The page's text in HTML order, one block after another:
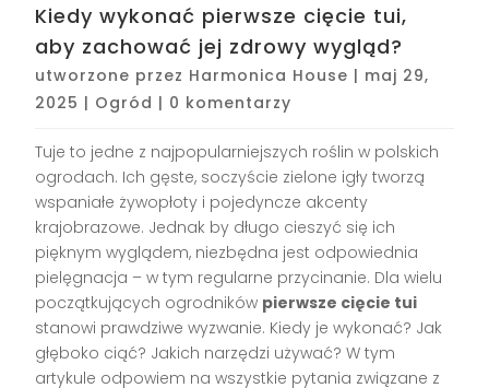
Kiedy wykonać pierwsze cięcie tui,
aby zachować jej zdrowy wygląd?
utworzone przez Harmonica House | maj 29,
2025 | Ogród | 0 komentarzy
Tuje to jedne z najpopularniejszych roślin w polskich
ogrodach. Ich gęste, soczyście zielone igły tworzą
wspaniałe żywopłoty i pojedyncze akcenty
krajobrazowe. Jednak by długo cieszyć się ich
pięknym wyglądem, niezbędna jest odpowiednia
pielęgnacja – w tym regularne przycinanie. Dla wielu
początkujących ogrodników pierwsze cięcie tui
stanowi prawdziwe wyzwanie. Kiedy je wykonać? Jak
głęboko ciąć? Jakich narzędzi używać? W tym
artykule odpowiem na wszystkie pytania związane z